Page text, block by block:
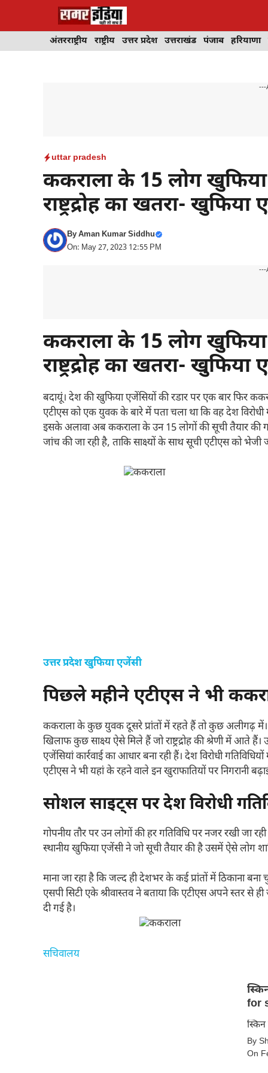
अंतरराष्ट्रीय राष्ट्रीय उत्तर प्रदेश उत्तराखंड पंजाब हरियाणा
---
uttar pradesh
ककराला के 15 लोग
राष्ट्रद्रोह का खतरा-
ByAman Kumar Siddhu
On: May 27, 2023 12:55 PM
---
ककराला के 15 लोग
राष्ट्रद्रोह का खतरा- खुफिया
बदायूं। देश की खुफिया एजेंसियों की रडार पर एक बार फिर
एटीएस को एक युवक के बारे में पता चला था कि वह देश विरोधी
इसके अलावा अब ककराला के उन 15 लोगों की सूची तैयार की गई
जांच की जा रही है, ताकि साक्ष्यों के साथ सूची एटीएस को भेजी
उत्तर प्रदेश खुफिया एजेंसी
पिछले महीने एटीएस ने भी
ककराला के कुछ युवक दूसरे प्रांतों में रहते हैं तो कुछ अलीगढ़
खिलाफ कुछ साक्ष्य ऐसे मिले हैं जो राष्ट्रद्रोह की श्रेणी में आते
एजेंसियां कार्रवाई का आधार बना रही हैं। देश विरोधी
एटीएस ने भी यहां के रहने वाले इन खुराफातियों पर निगरानी
सोशल साइट्स पर देश विरोधी
गोपनीय तौर पर उन लोगों की हर गतिविधि पर नजर रखी जा
स्थानीय खुफिया एजेंसी ने जो सूची तैयार की है उसमें ऐसे लोग
माना जा रहा है कि जल्द ही देशभर के कई प्रांतों में ठिकाना
एसपी सिटी एके श्रीवास्तव ने बताया कि एटीएस अपने स्तर से
दी गई है।
सचिवालय
स्किन
for
By
On